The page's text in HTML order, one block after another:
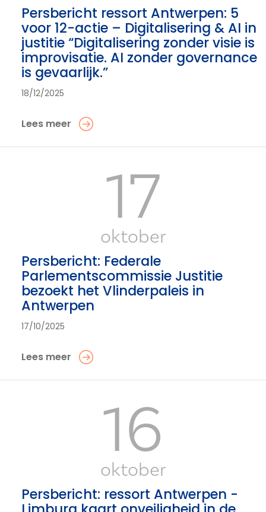
Persbericht ressort Antwerpen: 5
voor 12-actie – Digitalisering & AI in
justitie “Digitalisering zonder visie is
improvisatie. AI zonder governance
is gevaarlijk.”
18/12/2025
Lees meer
17
oktober
Persbericht: Federale
Parlementscommissie Justitie
bezoekt het Vlinderpaleis in
Antwerpen
17/10/2025
Lees meer
16
oktober
Persbericht: ressort Antwerpen -